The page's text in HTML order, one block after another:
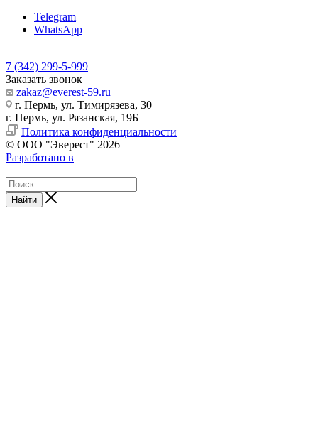
Telegram
WhatsApp
7 (342) 299-5-999
Заказать звонок
zakaz@everest-59.ru
г. Пермь, ул. Тимирязева, 30
г. Пермь, ул. Рязанская, 19Б
Политика конфиденциальности
© ООО "Эверест" 2026
Разработано в
Найти